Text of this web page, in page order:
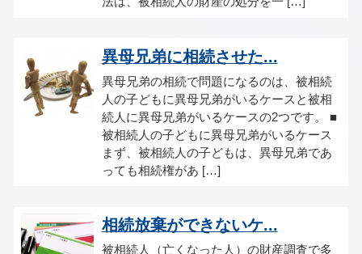
異母兄弟に相続させた...
異母兄弟の相続で問題になるのは、被相続
人の子どもに異母兄弟がいるケースと被相
続人に異母兄弟がいるケースの2つです。 ■
被相続人の子どもに異母兄弟がいるケース
まず、被相続人の子どもは、異母兄弟であ
っても相続権があ […]
相続放棄ができないケ...
被相続人（亡くなった人）の財産調査で多